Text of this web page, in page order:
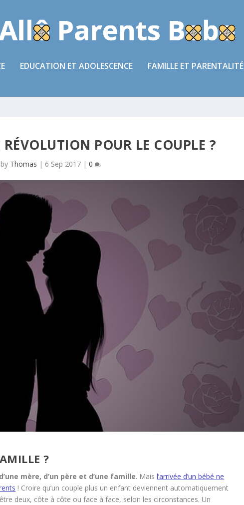
EDUCATION ET ADOLESCENCE FAMILLE ET PARENTALITÉ
POUR LE COUPLE ?
Thomas | 6 Sep 2017 |0
?
mère, d’un père et d’une famille. Maisl’arrivée d’un bébé ne
! Croire qu’un couple plus un enfant deviennent automatiquement
deux, côte à côte ou face à face, selon les circonstances. Un